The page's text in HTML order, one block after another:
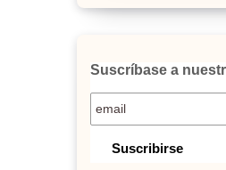
Suscríbase a